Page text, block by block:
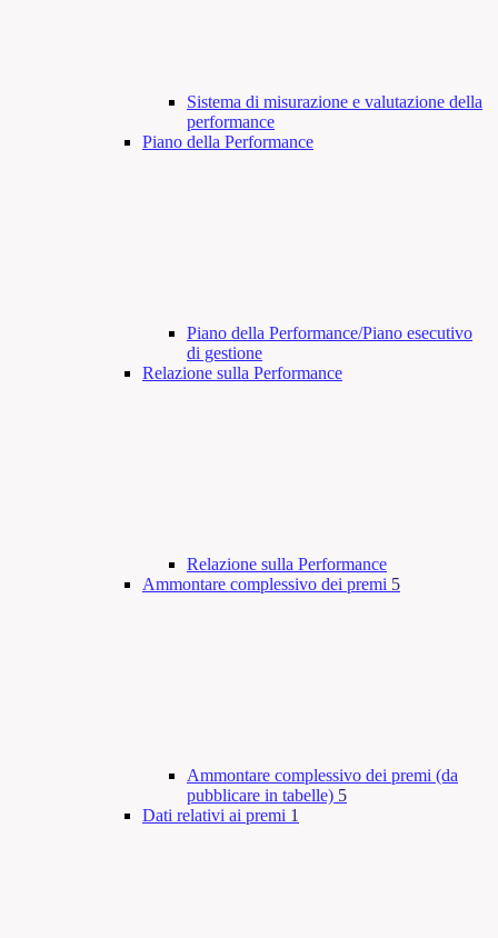
Sistema di misurazione e valutazione della
performance
Piano della Performance
Piano della Performance/Piano esecutivo
di gestione
Relazione sulla Performance
Relazione sulla Performance
Ammontare complessivo dei premi 5
Ammontare complessivo dei premi (da
pubblicare in tabelle) 5
Dati relativi ai premi 1